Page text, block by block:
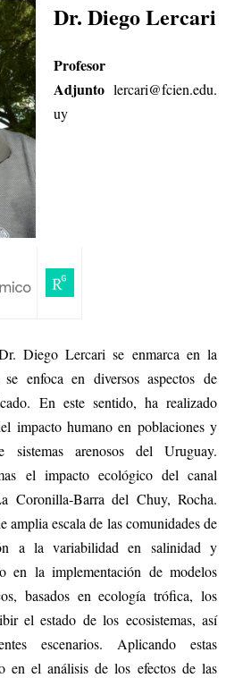
Dr. Diego Lercari
Profesor
Adjunto lercari@fcien.edu.
uy
Diego Lercari se enmarca en la
enfoca en diversos aspectos de
En este sentido, ha realizado
impacto humano en poblaciones y
sistemas arenosos del Uruguay.
el impacto ecológico del canal
Coronilla-Barra del Chuy, Rocha.
amplia escala de las comunidades de
a la variabilidad en salinidad y
en la implementación de modelos
basados en ecología trófica, los
el estado de los ecosistemas, así
escenarios. Aplicando estas
en el análisis de los efectos de las